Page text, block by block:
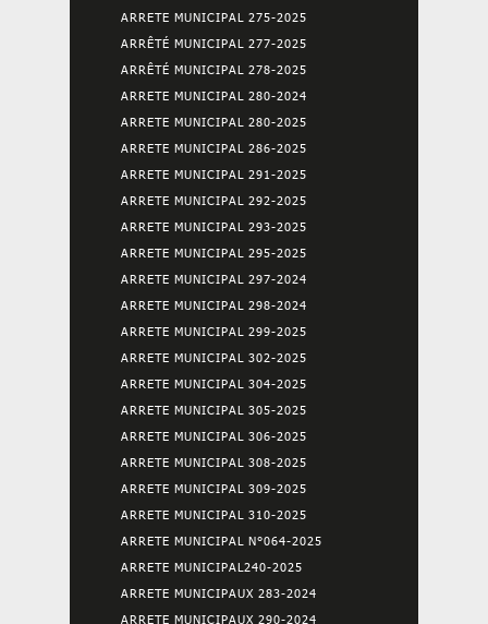
ARRETE MUNICIPAL 275-2025
ARRÊTÉ MUNICIPAL 277-2025
ARRÊTÉ MUNICIPAL 278-2025
ARRETE MUNICIPAL 280-2024
ARRETE MUNICIPAL 280-2025
ARRETE MUNICIPAL 286-2025
ARRETE MUNICIPAL 291-2025
ARRETE MUNICIPAL 292-2025
ARRETE MUNICIPAL 293-2025
ARRETE MUNICIPAL 295-2025
ARRETE MUNICIPAL 297-2024
ARRETE MUNICIPAL 298-2024
ARRETE MUNICIPAL 299-2025
ARRETE MUNICIPAL 302-2025
ARRETE MUNICIPAL 304-2025
ARRETE MUNICIPAL 305-2025
ARRETE MUNICIPAL 306-2025
ARRETE MUNICIPAL 308-2025
ARRETE MUNICIPAL 309-2025
ARRETE MUNICIPAL 310-2025
ARRETE MUNICIPAL N°064-2025
ARRETE MUNICIPAL240-2025
ARRETE MUNICIPAUX 283-2024
ARRETE MUNICIPAUX 290-2024